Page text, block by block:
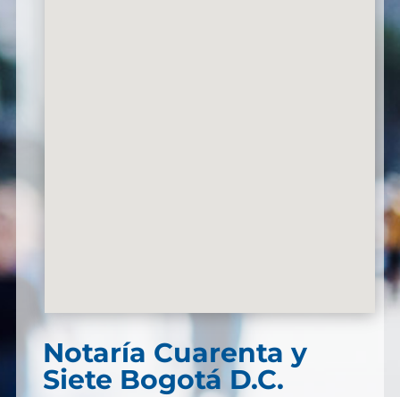
Notaría Cuarenta y
Siete Bogotá D.C.